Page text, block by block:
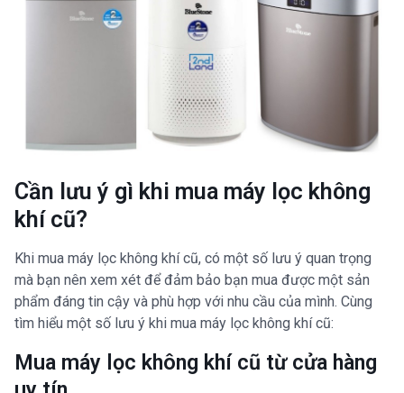
Cần lưu ý gì khi mua máy lọc không
khí cũ?
Khi mua máy lọc không khí cũ, có một số lưu ý quan trọng
mà bạn nên xem xét để đảm bảo bạn mua được một sản
phẩm đáng tin cậy và phù hợp với nhu cầu của mình. Cùng
tìm hiểu một số lưu ý khi mua máy lọc không khí cũ:
Mua máy lọc không khí cũ từ cửa hàng